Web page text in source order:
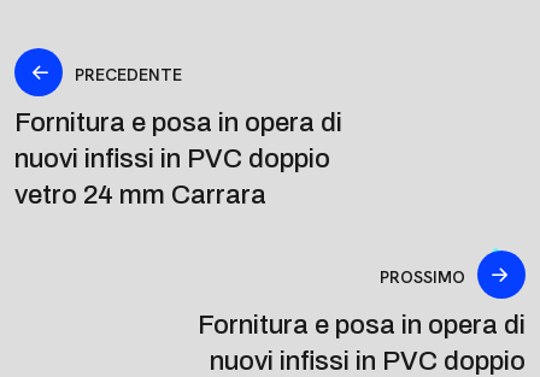
PRECEDENTE
Fornitura e posa in opera di
nuovi infissi in PVC doppio
vetro 24 mm Carrara
PROSSIMO
Fornitura e posa in opera di
nuovi infissi in PVC doppio